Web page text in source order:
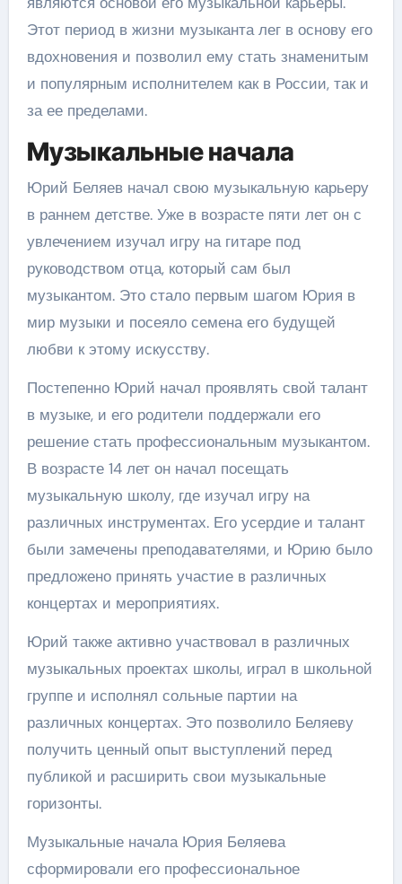
Этот период в жизни музыканта лег в основу его
вдохновения и позволил ему стать знаменитым
и популярным исполнителем как в России, так и
за ее пределами.
Музыкальные начала
Юрий Беляев начал свою музыкальную карьеру
в раннем детстве. Уже в возрасте пяти лет он с
увлечением изучал игру на гитаре под
руководством отца, который сам был
музыкантом. Это стало первым шагом Юрия в
мир музыки и посеяло семена его будущей
любви к этому искусству.
Постепенно Юрий начал проявлять свой талант
в музыке, и его родители поддержали его
решение стать профессиональным музыкантом.
В возрасте 14 лет он начал посещать
музыкальную школу, где изучал игру на
различных инструментах. Его усердие и талант
были замечены преподавателями, и Юрию было
предложено принять участие в различных
концертах и мероприятиях.
Юрий также активно участвовал в различных
музыкальных проектах школы, играл в школьной
группе и исполнял сольные партии на
различных концертах. Это позволило Беляеву
получить ценный опыт выступлений перед
публикой и расширить свои музыкальные
горизонты.
Музыкальные начала Юрия Беляева
сформировали его профессиональное